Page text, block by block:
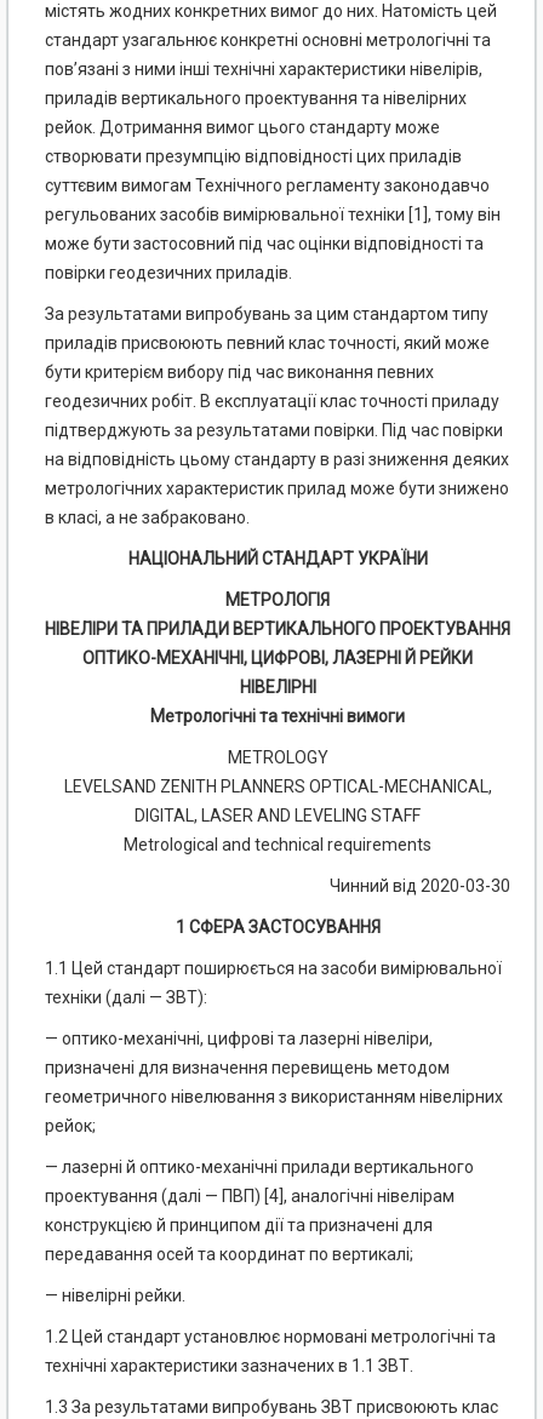
містять жодних конкретних вимог до них. Натомість цей
стандарт узагальнює конкретні основні метрологічні та
пов’язані з ними інші технічні характеристики нівелірів,
приладів вертикального проектування та нівелірних
рейок. Дотримання вимог цього стандарту може
створювати презумпцію відповідності цих приладів
суттєвим вимогам Технічного регламенту законодавчо
регульованих засобів вимірювальної техніки [1], тому він
може бути застосовний під час оцінки відповідності та
повірки геодезичних приладів.
За результатами випробувань за цим стандартом типу
приладів присвоюють певний клас точності, який може
бути критерієм вибору під час виконання певних
геодезичних робіт. В експлуатації клас точності приладу
підтверджують за результатами повірки. Під час повірки
на відповідність цьому стандарту в разі зниження деяких
метрологічних характеристик прилад може бути знижено
в класі, а не забраковано.
НАЦІОНАЛЬНИЙ СТАНДАРТ УКРАЇНИ
МЕТРОЛОГІЯ
НІВЕЛІРИ ТА ПРИЛАДИ ВЕРТИКАЛЬНОГО ПРОЕКТУВАННЯ
ОПТИКО-МЕХАНІЧНІ, ЦИФРОВІ, ЛАЗЕРНІ Й РЕЙКИ
НІВЕЛІРНІ
Метрологічні та технічні вимоги
METROLOGY
LEVELSAND ZENITH PLANNERS OPTICAL-MECHANICAL,
DIGITAL, LASER AND LEVELING STAFF
Metrological and technical requirements
Чинний від 2020-03-30
1 СФЕРА ЗАСТОСУВАННЯ
1.1 Цей стандарт поширюється на засоби вимірювальної
техніки (далі — ЗВТ):
— оптико-механічні, цифрові та лазерні нівеліри,
призначені для визначення перевищень методом
геометричного нівелювання з використанням нівелірних
рейок;
— лазерні й оптико-механічні прилади вертикального
проектування (далі — ПВП) [4], аналогічні нівелірам
конструкцією й принципом дії та призначені для
передавання осей та координат по вертикалі;
— нівелірні рейки.
1.2 Цей стандарт установлює нормовані метрологічні та
технічні характеристики зазначених в 1.1 ЗВТ.
1.3 За результатами випробувань ЗВТ присвоюють клас